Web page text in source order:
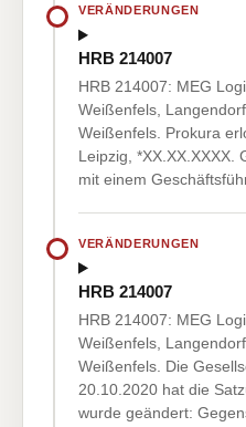
VERÄNDERUNGEN
HRB 214007
HRB 214007: MEG
Weißenfels,
Weißenfels. Prokura
Leipzig, *XX.XX.XXXX.
mit einem
VERÄNDERUNGEN
HRB 214007
HRB 214007: MEG
Weißenfels,
Weißenfels. Die
20.10.2020 hat die
wurde geändert: